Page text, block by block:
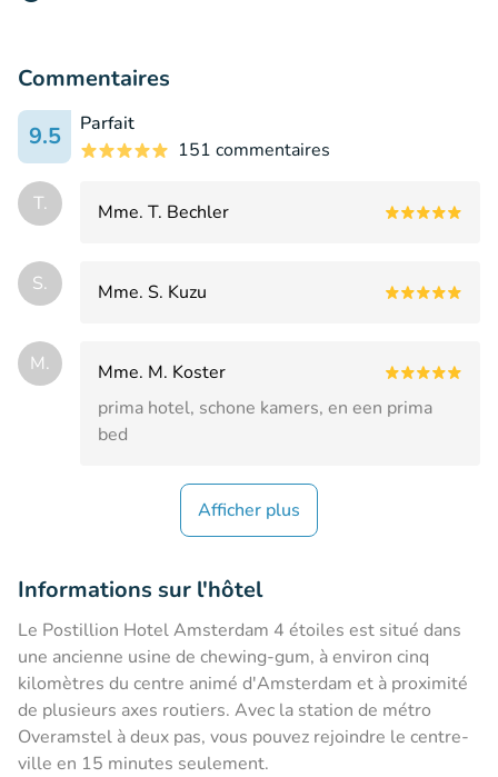
Commentaires
9.5
Parfait
151 commentaires
T. Mme. T. Bechler
S. Mme. S. Kuzu
M.
Mme. M. Koster
prima hotel, schone kamers, en een prima
bed
Afficher plus
Informations sur l'hôtel
Le Postillion Hotel Amsterdam 4 étoiles est situé dans
une ancienne usine de chewing-gum, à environ cinq
kilomètres du centre animé d'Amsterdam et à proximité
de plusieurs axes routiers. Avec la station de métro
Overamstel à deux pas, vous pouvez rejoindre le centre-
ville en 15 minutes seulement.